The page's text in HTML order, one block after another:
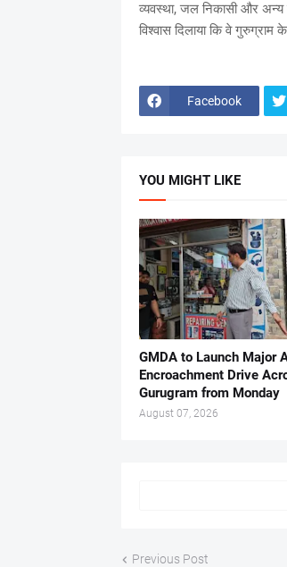
व्यवस्था, जल निकासी और अन्य
विश्वास दिलाया कि वे गुरुग्राम
Facebook
YOU MIGHT LIKE
GMDA to Launch Major
Encroachment Drive
Gurugram from Monday
August 07, 2026
Previous Post